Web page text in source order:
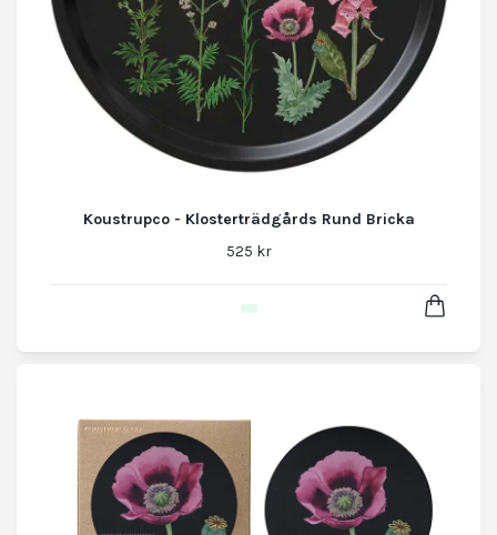
Koustrupco - Klosterträdgårds Rund Bricka
525 kr